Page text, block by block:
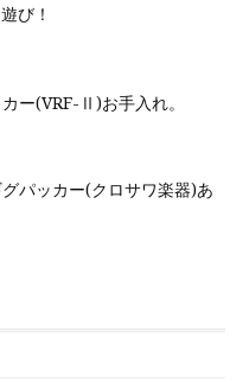
び！
ー(VRF-Ⅱ)お手入れ。
パッカー(クロサワ楽器)あ